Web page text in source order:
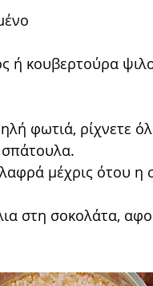
ή κουβερτούρα
φωτιά, ρίχνετε
μέχρις ότου η
στη σοκολάτα,